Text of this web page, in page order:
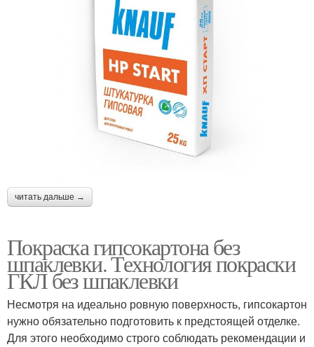
читать дальше →
Покраска гипсокартона без
шпаклевки. Технология покраски
ГКЛ без шпаклевки
Несмотря на идеально ровную поверхность, гипсокартон
нужно обязательно подготовить к предстоящей отделке.
Для этого необходимо строго соблюдать рекомендации и